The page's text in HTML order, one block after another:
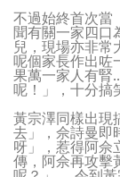
不過始終首次當
聞有關一家四口
兒，現場亦非常
呢個家長作出咗
果萬一家人有腎
呢！」，十分搞
黃宗澤同樣出現
去」，佘詩曼即
呀」，惹得阿佘
傳，阿佘再攻擊